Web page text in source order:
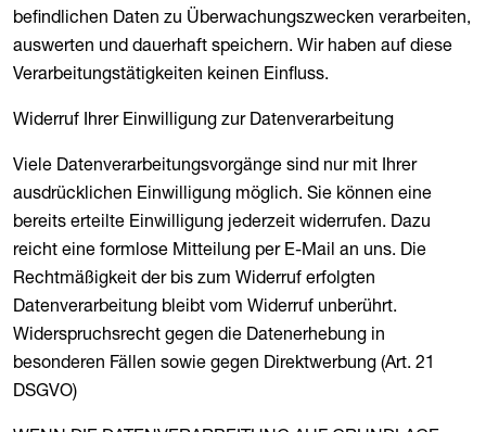
befindlichen Daten zu Überwachungszwecken verarbeiten,
auswerten und dauerhaft speichern. Wir haben auf diese
Verarbeitungstätigkeiten keinen Einfluss.
Widerruf Ihrer Einwilligung zur Datenverarbeitung
Viele Datenverarbeitungsvorgänge sind nur mit Ihrer
ausdrücklichen Einwilligung möglich. Sie können eine
bereits erteilte Einwilligung jederzeit widerrufen. Dazu
reicht eine formlose Mitteilung per E-Mail an uns. Die
Rechtmäßigkeit der bis zum Widerruf erfolgten
Datenverarbeitung bleibt vom Widerruf unberührt.
Widerspruchsrecht gegen die Datenerhebung in
besonderen Fällen sowie gegen Direktwerbung (Art. 21
DSGVO)